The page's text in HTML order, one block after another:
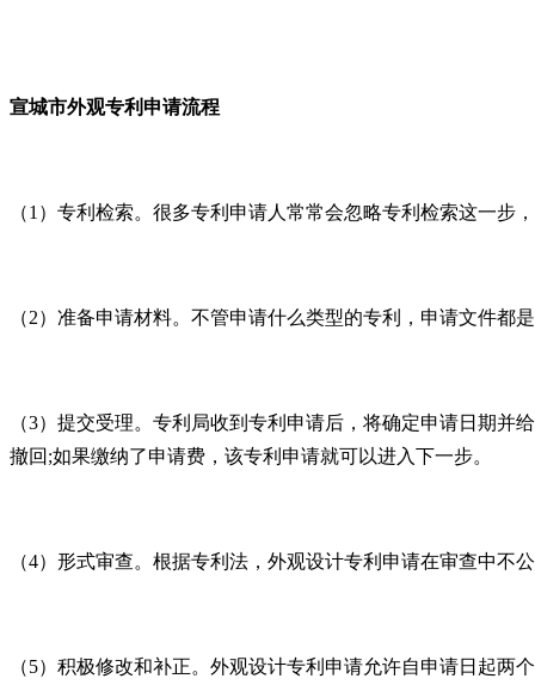
宣城市外观专利申请流程
（1 ）专利检索。很多专利申请人常常会忽略专利检索这一步
（2）准备申请材料。不管申请什么类型的专利，申请文件都
（3）提交受理。专利局收到专利申请后，将确定申请日期并
撤回 ;如果缴纳了申请费，该专利申请就可以进入下一步。
（4）形式审查。根据专利法，外观设计专利申请在审查中不
（5）积极修改和补正。外观设计专利申请允许自申请日起两